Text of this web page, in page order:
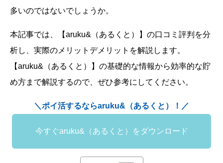
多いのではないでしょうか。
本記事では、【aruku&（あるくと）】の口コミ評判を分
析し、実際のメリットデメリットを解説します。
【aruku&（あるくと）】の基礎的な情報から効率的な貯
め方まで解説するので、ぜひ参考にしてください。
＼ポイ活するならaruku&（あるくと）！／
今すぐaruku&（あるくと）をダウンロード